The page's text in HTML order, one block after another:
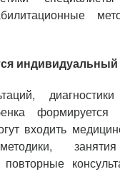
формируется
входить
повторные